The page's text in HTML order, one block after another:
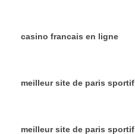
casino francais en ligne
meilleur site de paris sportif
meilleur site de paris sportif